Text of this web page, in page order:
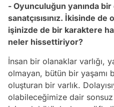
- Oyunculuğun yanında
sanatçısısınız. İkisinde
işinizde de bir karaktere
neler hissettiriyor?
İnsan bir olanaklar varlığı,
olmayan, bütün bir yaşamı
oluşturan bir varlık.
olabileceğimize dair